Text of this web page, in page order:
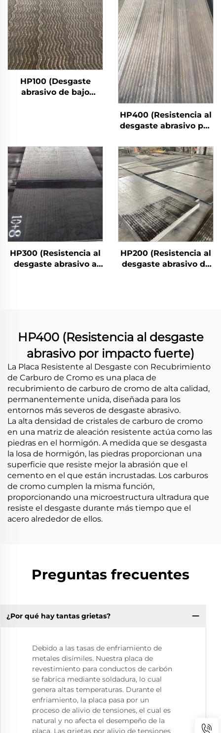
HP100 (Desgaste
abrasivo de bajo
HP400 (Resistencia al
desgaste abrasivo por
HP300 (Resistencia al
desgaste abrasivo a
HP200 (Resistencia al
desgaste abrasivo de
HP400 (Resistencia al desgaste
abrasivo por impacto fuerte)
La Placa Resistente al Desgaste con Recubrimiento
de Carburo de Cromo es una placa de
recubrimiento de carburo de cromo de alta calidad,
permanentemente unida, diseñada para los
entornos más severos de desgaste abrasivo.
La alta densidad de cristales de carburo de cromo
en una matriz de aleación resistente actúa como las
piedras en el hormigón. A medida que se desgasta
la losa de hormigón, las piedras proporcionan una
superficie que resiste mejor la abrasión que el
cemento en el que están incrustadas. Los carburos
de cromo cumplen la misma función,
proporcionando una microestructura ultradura que
resiste el desgaste durante más tiempo que el
acero alrededor de ellos.
Preguntas frecuentes
¿Por qué hay tantas grietas?
Debido a las tasas de enfriamiento de
metales disímiles. Nuestra placa de
revestimiento para conductos de carbón
se fabrica mediante soldadura, lo cual
genera altas temperaturas. Durante el
enfriamiento, la placa pasa por un
proceso de alivio de tensiones, el cual es
natural y no afecta el desempeño de la
placa. Las grietas por alivio de tensiones